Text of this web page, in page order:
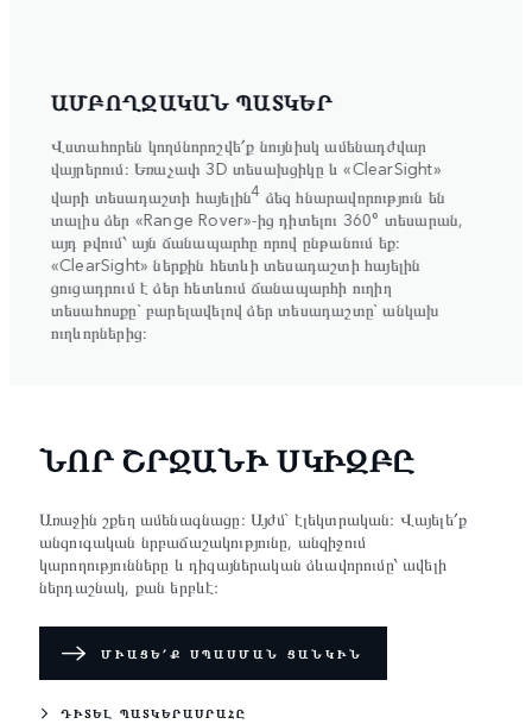
ԱՄԲՈՂՋԱԿԱՆ ՊԱՏԿԵՐ
Վստահորեն կողմնորոշվե՛ք նույնիսկ ամենադժվար
վայրերում։ Եռաչափ 3D տեսախցիկը և «ClearSight»
վարի տեսադաշտի հայելին4 ձեզ հնարավորություն են
տալիս ձեր «Range Rover»-ից դիտելու 360° տեսարան,
այդ թվում՝ այն ճանապարհը որով ընթանում եք։
«ClearSight» ներքին հետևի տեսադաշտի հայելին
ցուցադրում է ձեր հետևում ճանապարհի ուղիղ
տեսահոսքը` բարելավելով ձեր տեսադաշտը` անկախ
ուղևորներից։
ՆՈՐ ՇՐՋԱՆԻ ՍԿԻԶԲԸ
Առաջին շքեղ ամենագնացը։ Այժմ` էլեկտրական։ Վայելե՛ք
անզուգական նրբաճաշակությունը, անզիջում
կարողությունները և դիզայներական ձևավորումը՝ ավելի
ներդաշնակ, քան երբևէ։
ՄԻԱՑԵ՛Ք ՍՊԱՍՄԱՆ ՑԱՆԿԻՆ
ԴԻՏԵԼ ՊԱՏԿԵՐԱՍՐԱՀԸ